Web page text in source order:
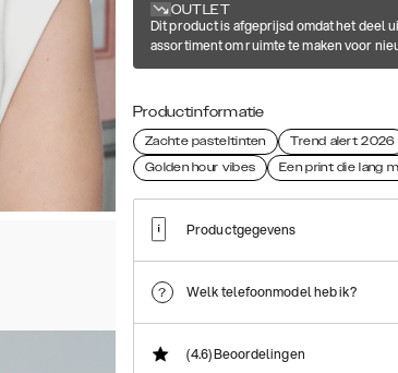
OUTLET
Dit product is afgeprijsd omdat het deel
assortiment om ruimte te maken voor
Productinformatie
Zachte pasteltinten Trend alert 2026
Golden hour vibes
Een print die lang
Productgegevens
Welk telefoonmodel heb ik?
(4.6)Beoordelingen